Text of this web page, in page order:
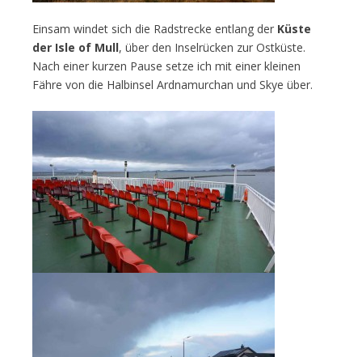
Einsam windet sich die Radstrecke entlang der Küste
der Isle of Mull, über den Inselrücken zur Ostküste.
Nach einer kurzen Pause setze ich mit einer kleinen
Fähre von die Halbinsel Ardnamurchan und Skye über.